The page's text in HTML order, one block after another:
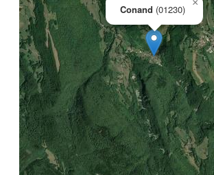
Conand (01230)
×